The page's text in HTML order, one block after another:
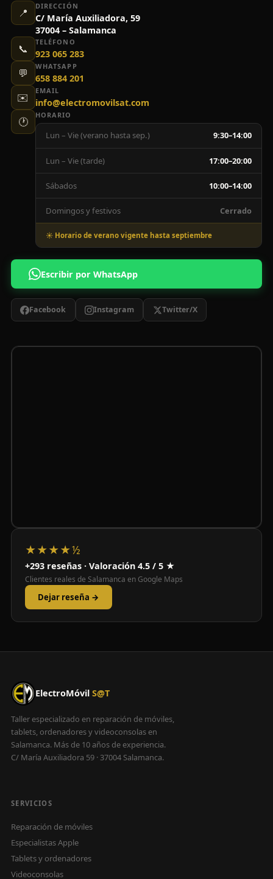
📍
DIRECCIÓN
C/ María Auxiliadora, 59
37004 – Salamanca
📞
TELÉFONO
923 065 283
💬
WHATSAPP
658 884 201
✉️
EMAIL
info@electromovilsat.com
🕐
HORARIO
Lun – Vie (verano hasta sep.) 9:30–14:00
Lun – Vie (tarde) 17:00–20:00
Sábados 10:00–14:00
Domingos y festivos Cerrado
☀️ Horario de verano vigente hasta septiembre
Escribir por WhatsApp
Facebook Instagram Twitter/X
★★★★½
+293 reseñas · Valoración 4.5 / 5 ★
Clientes reales de Salamanca en Google Maps
Dejar reseña →
ElectroMóvil S@T
Taller especializado en reparación de móviles,
tablets, ordenadores y videoconsolas en
Salamanca. Más de 10 años de experiencia.
C/ María Auxiliadora 59 · 37004 Salamanca.
SERVICIOS
Reparación de móviles
Especialistas Apple
Tablets y ordenadores
Videoconsolas